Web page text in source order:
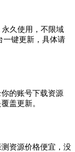
永久使用，不限域
一键更新，具体请
的账号下载资源
盖更新。
资源价格便宜，没